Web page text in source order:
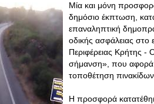
Μία και μόνη
δημόσιο έκπτωση,
επαναληπτική
οδικής ασφάλειας στο
Περιφέρειας Κρήτης -
σήμανση», που αφορά
τοποθέτηση πινακίδων.
Η προσφορά